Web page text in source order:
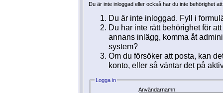
Du är inte inloggad eller också har du inte behörighet
Du är inte inloggad. Fyll i
Du har inte rätt behörighet för
annans inlägg, komma åt
system?
Om du försöker att posta, kan
konto, eller så väntar det på
Logga in
Användarnamn: